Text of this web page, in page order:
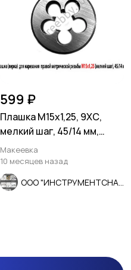
599 ₽
Плашка М15х1,25, 9ХС,
мелкий шаг, 45/14 мм,
ГОСТ 7740-71
Макеевка
10 месяцев назад